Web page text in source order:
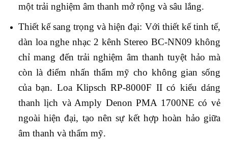
một trải nghiệm âm thanh mở rộng và sâu lắng.
Thiết kế sang trọng và hiện đại: Với thiết kế tinh tế,
dàn loa nghe nhạc 2 kênh Stereo BC-NN09 không
chỉ mang đến trải nghiệm âm thanh tuyệt hảo mà
còn là điểm nhấn thẩm mỹ cho không gian sống
của bạn. Loa Klipsch RP-8000F II có kiểu dáng
thanh lịch và Amply Denon PMA 1700NE có vẻ
ngoài hiện đại, tạo nên sự kết hợp hoàn hảo giữa
âm thanh và thẩm mỹ.